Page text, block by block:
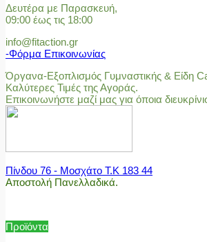
Δευτέρα με Παρασκευή,
09:00 έως τις 18:00
info@fitaction.gr
-Φόρμα Επικοινωνίας
Όργανα-Εξοπλισμός Γυμναστικής & Είδη
Καλύτερες Τιμές της Αγοράς.
Επικοινωνήστε μαζί μας για όποια
Πίνδου 76 - Μοσχάτο Τ.Κ 183 44
Αποστολή Πανελλαδικά.
Προϊόντα